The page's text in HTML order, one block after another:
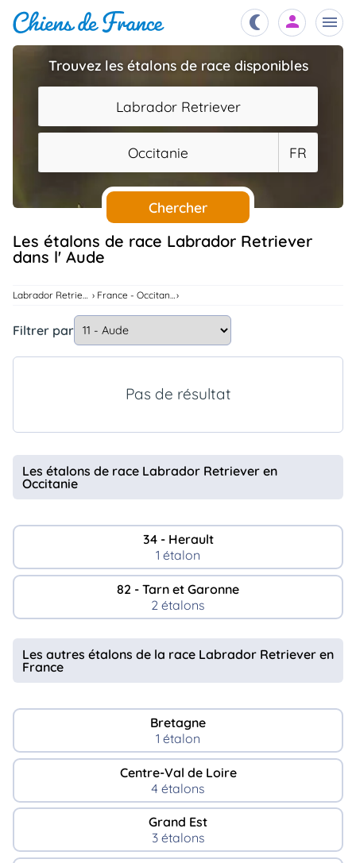
Chiots
Éleveurs
Étalons
Chiens
Services
Assurances
Trouvez les étalons de race disponibles
Labrador Retriever
Occitanie FR
Chercher
Les étalons de race Labrador Retriever
dans l' Aude
Labrador Retriever France - Occitanie
Filtrer par
Pas de résultat
Les étalons de race Labrador Retriever en
Occitanie
34 - Herault
1 étalon
82 - Tarn et Garonne
2 étalons
Les autres étalons de la race Labrador Retriever en
France
Bretagne
1 étalon
Centre-Val de Loire
4 étalons
Grand Est
3 étalons